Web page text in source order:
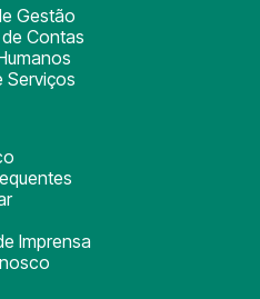
Gestão
Contas
Serviços
Imprensa